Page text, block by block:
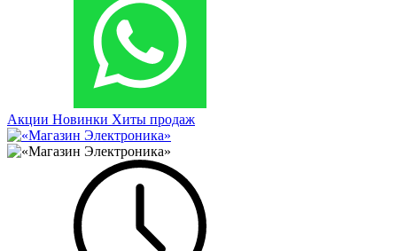
Акции Новинки Хиты продаж